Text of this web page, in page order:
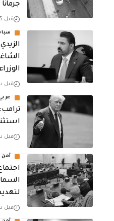
قبل 25 دقيقة
قبل
قبل
أمن
قبل